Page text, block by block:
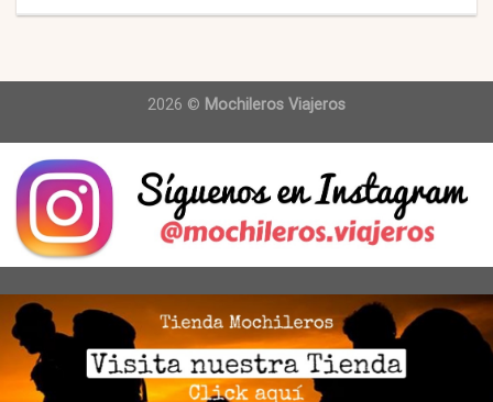
2026 © Mochileros Viajeros